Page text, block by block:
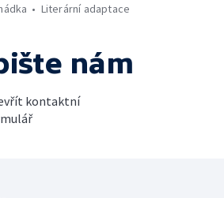
Literární adaptace
nám
kontaktní